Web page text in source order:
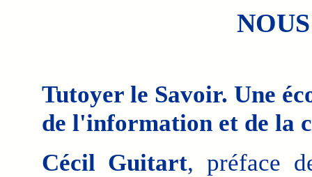
Tutoyer le Savoir. Une
de l'information et de la
Cécil Guitart, préface